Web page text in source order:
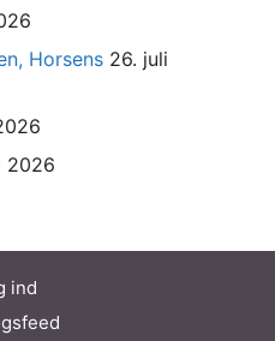
Horsens 26. juli
2026
ind